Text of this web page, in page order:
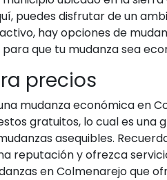
puedes disfrutar de un
hay opciones de
que tu mudanza sea
precios
mudanza económica en
gratuitos, lo cual es
asequibles.
reputación y ofrezca
en Colmenarejo que